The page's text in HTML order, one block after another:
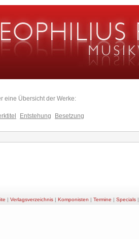
eine Übersicht der Werke:
Entstehung Besetzung
| Verlagsverzeichnis| Komponisten | Termine | Specials|